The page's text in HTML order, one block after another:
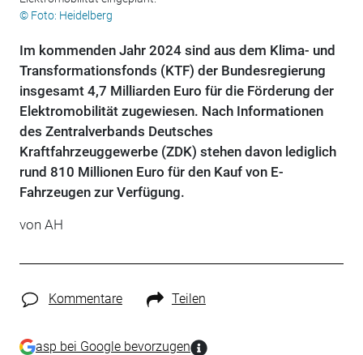
© Foto: Heidelberg
Im kommenden Jahr 2024 sind aus dem Klima- und
Transformationsfonds (KTF) der Bundesregierung
insgesamt 4,7 Milliarden Euro für die Förderung der
Elektromobilität zugewiesen. Nach Informationen
des Zentralverbands Deutsches
Kraftfahrzeuggewerbe (ZDK) stehen davon lediglich
rund 810 Millionen Euro für den Kauf von E-
Fahrzeugen zur Verfügung.
von AH
Kommentare Teilen
asp bei Google bevorzugen